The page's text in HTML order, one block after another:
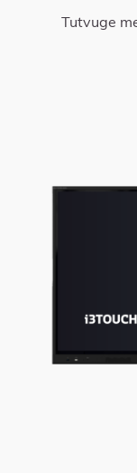
Tutvuge